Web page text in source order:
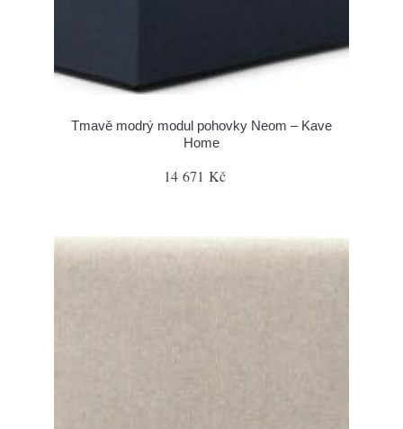
Tmavě modrý modul pohovky Neom – Kave
Home
14 671 Kč